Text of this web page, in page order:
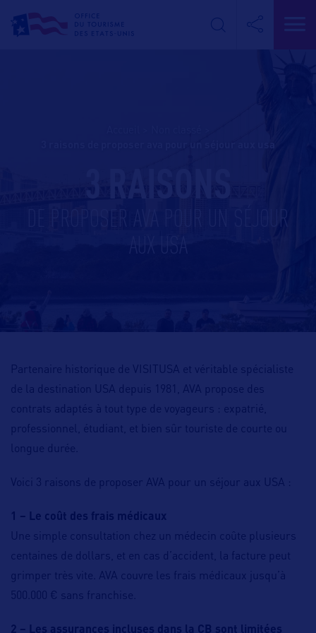
DE PROPOSER AVA POUR UN SÉJOUR
Partenaire historique de VISITUSA et véritable spécialiste
de la destination USA depuis 1981, AVA propose des
contrats adaptés à tout type de voyageurs : expatrié,
professionnel, étudiant, et bien sûr touriste de courte ou
longue durée.
Voici 3 raisons de proposer AVA pour un séjour aux USA :
1 – Le coût des frais médicaux
Une simple consultation chez un médecin coûte plusieurs
centaines de dollars, et en cas d’accident, la facture peut
grimper très vite. AVA couvre les frais médicaux jusqu’à
500.000 € sans franchise.
2 – Les assurances incluses dans la CB sont limitées